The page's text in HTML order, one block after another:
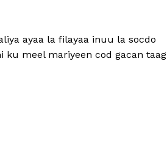
ayaa la filayaa inuu la socdo
ku meel mariyeen cod gacan taag